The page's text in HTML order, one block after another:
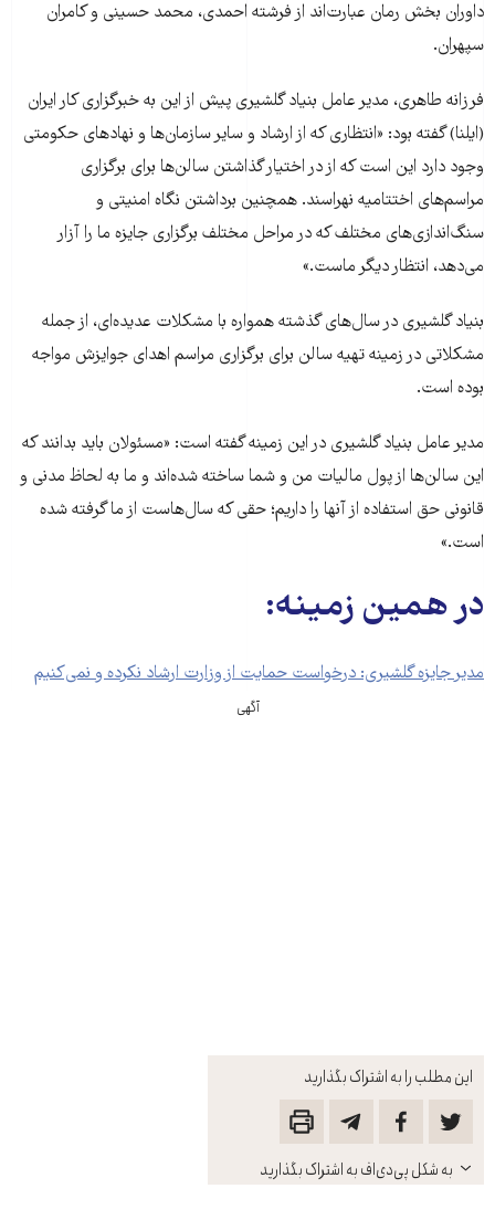
این مطلب را به اشتراک بگذارید
باز
کنید
به شکل پی‌دی‌اف به اشتراک بگذارید
داوران بخش رمان عبارت‌اند از فرشته احمدی، محمد حسینی و کامران
سپهران.
فرزانه طاهری، مدیر عامل بنیاد گلشیری پیش از این به خبرگزاری کار ایران
(ایلنا) گفته بود: «انتظاری که از ارشاد و سایر سازمان‌ها و نهادهای حکومتی
وجود دارد این است که از در اختیار گذاشتن سالن‌ها برای برگزاری
مراسم‌های اختتامیه نهراسند. همچنین برداشتن نگاه‌ امنیتی و
سنگ‌اندازی‌های مختلف که در مراحل مختلف برگزاری جایزه ما را آزار
می‌دهد، انتظار دیگر ماست.»
بنیاد گلشیری در سال‌های گذشته همواره با مشکلات عدیده‌ای، از جمله
مشکلاتی در زمینه تهیه سالن برای برگزاری مراسم اهدای جوایزش مواجه
بوده است.
مدیر عامل بنیاد گلشیری در این زمینه گفته است: «مسئولان باید بدانند که
این سالن‌ها از پول مالیات من و شما ساخته شده‌اند و ما به لحاظ مدنی و
قانونی حق استفاده‌ از آنها را داریم؛ حقی که سال‌هاست از ما گرفته شده
است.»
در همین زمینه:
مدیر جایزه گلشیری: درخواست حمایت از وزارت ارشاد نکرده و نمی‌کنیم
آگهی